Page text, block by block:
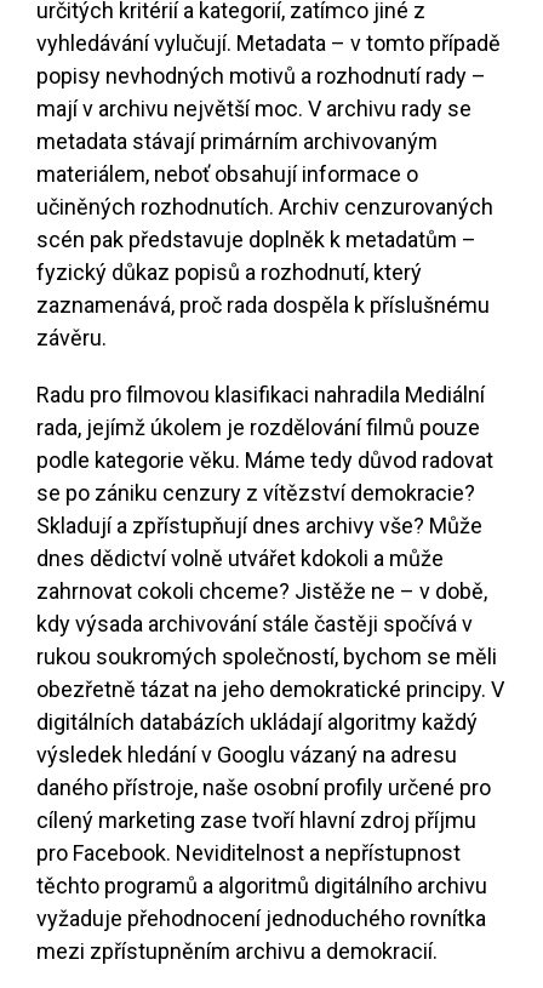
určitých kritérií a kategorií, zatímco jiné z
vyhledávání vylučují. Metadata – v tomto případě
popisy nevhodných motivů a rozhodnutí rady –
mají v archivu největší moc. V archivu rady se
metadata stávají primárním archivovaným
materiálem, neboť obsahují informace o
učiněných rozhodnutích. Archiv cenzurovaných
scén pak představuje doplněk k metadatům –
fyzický důkaz popisů a rozhodnutí, který
zaznamenává, proč rada dospěla k příslušnému
závěru.
Radu pro filmovou klasifikaci nahradila Mediální
rada, jejímž úkolem je rozdělování filmů pouze
podle kategorie věku. Máme tedy důvod radovat
se po zániku cenzury z vítězství demokracie?
Skladují a zpřístupňují dnes archivy vše? Může
dnes dědictví volně utvářet kdokoli a může
zahrnovat cokoli chceme? Jistěže ne – v době,
kdy výsada archivování stále častěji spočívá v
rukou soukromých společností, bychom se měli
obezřetně tázat na jeho demokratické principy. V
digitálních databázích ukládají algoritmy každý
výsledek hledání v Googlu vázaný na adresu
daného přístroje, naše osobní profily určené pro
cílený marketing zase tvoří hlavní zdroj příjmu
pro Facebook. Neviditelnost a nepřístupnost
těchto programů a algoritmů digitálního archivu
vyžaduje přehodnocení jednoduchého rovnítka
mezi zpřístupněním archivu a demokracií.